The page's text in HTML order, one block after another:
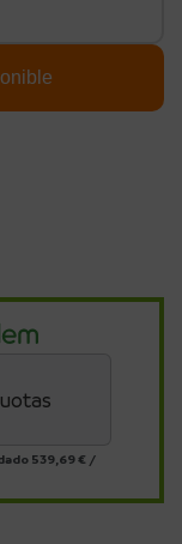
539,69 € /